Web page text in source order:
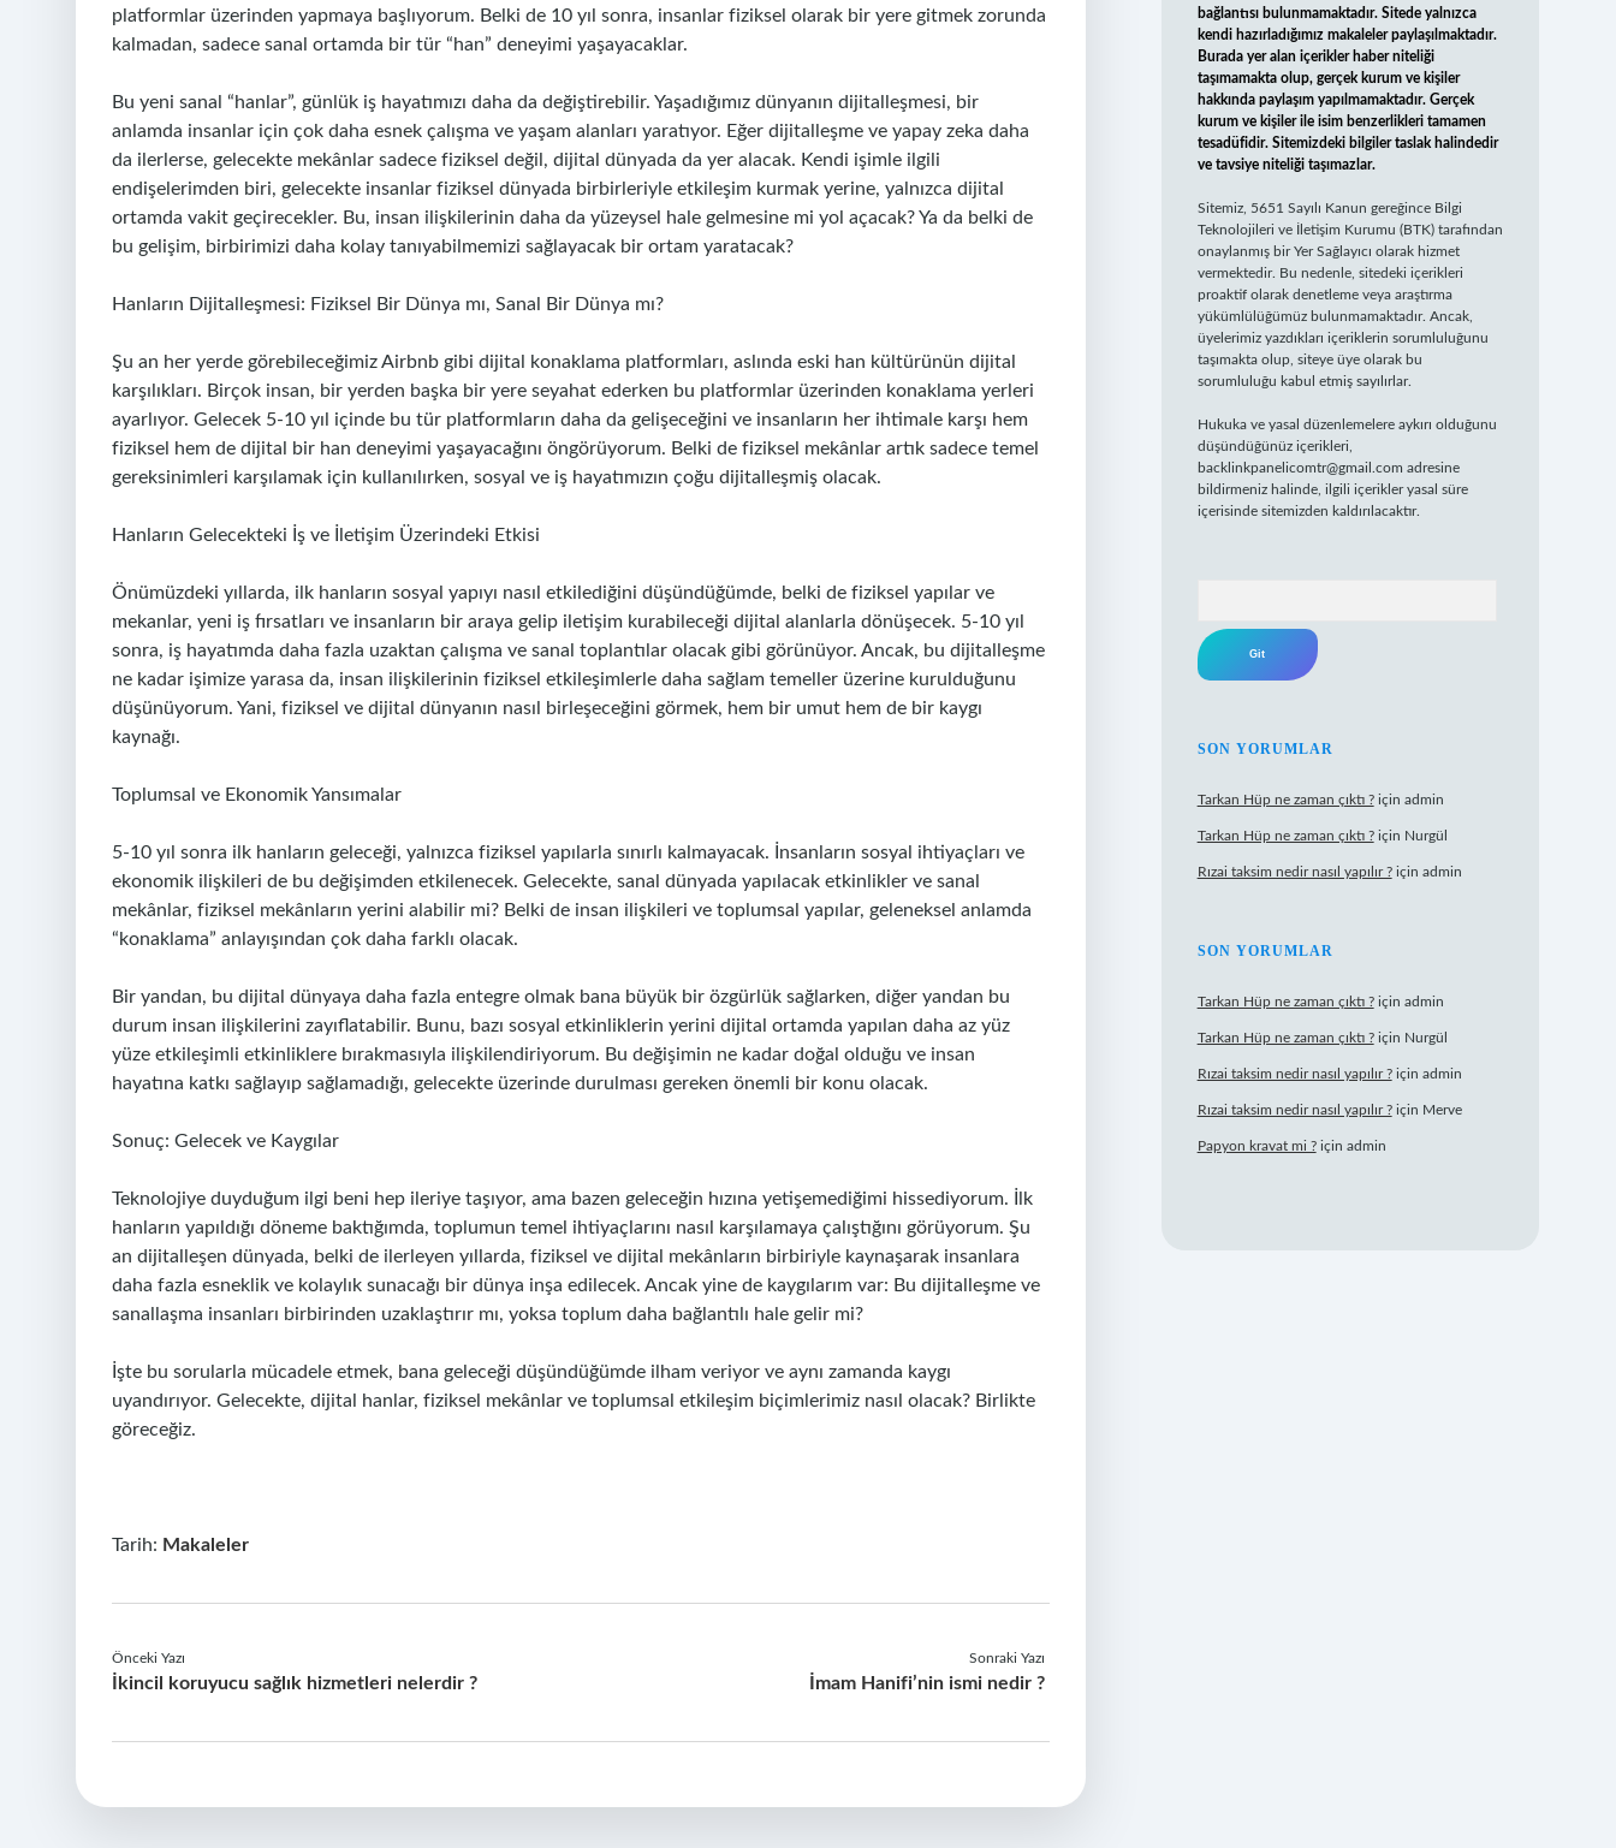
platformlar üzerinden yapmaya başlıyorum. Belki de 10 yıl sonra, insanlar fiziksel olarak bir yere gitmek zorunda
kalmadan, sadece sanal ortamda bir tür “han” deneyimi yaşayacaklar.
Bu yeni sanal “hanlar”, günlük iş hayatımızı daha da değiştirebilir. Yaşadığımız dünyanın dijitalleşmesi, bir
anlamda insanlar için çok daha esnek çalışma ve yaşam alanları yaratıyor. Eğer dijitalleşme ve yapay zeka daha
da ilerlerse, gelecekte mekânlar sadece fiziksel değil, dijital dünyada da yer alacak. Kendi işimle ilgili
endişelerimden biri, gelecekte insanlar fiziksel dünyada birbirleriyle etkileşim kurmak yerine, yalnızca dijital
ortamda vakit geçirecekler. Bu, insan ilişkilerinin daha da yüzeysel hale gelmesine mi yol açacak? Ya da belki de
bu gelişim, birbirimizi daha kolay tanıyabilmemizi sağlayacak bir ortam yaratacak?
Hanların Dijitalleşmesi: Fiziksel Bir Dünya mı, Sanal Bir Dünya mı?
Şu an her yerde görebileceğimiz Airbnb gibi dijital konaklama platformları, aslında eski han kültürünün dijital
karşılıkları. Birçok insan, bir yerden başka bir yere seyahat ederken bu platformlar üzerinden konaklama yerleri
ayarlıyor. Gelecek 5-10 yıl içinde bu tür platformların daha da gelişeceğini ve insanların her ihtimale karşı hem
fiziksel hem de dijital bir han deneyimi yaşayacağını öngörüyorum. Belki de fiziksel mekânlar artık sadece temel
gereksinimleri karşılamak için kullanılırken, sosyal ve iş hayatımızın çoğu dijitalleşmiş olacak.
Hanların Gelecekteki İş ve İletişim Üzerindeki Etkisi
Önümüzdeki yıllarda, ilk hanların sosyal yapıyı nasıl etkilediğini düşündüğümde, belki de fiziksel yapılar ve
mekanlar, yeni iş fırsatları ve insanların bir araya gelip iletişim kurabileceği dijital alanlarla dönüşecek. 5-10 yıl
sonra, iş hayatımda daha fazla uzaktan çalışma ve sanal toplantılar olacak gibi görünüyor. Ancak, bu dijitalleşme
ne kadar işimize yarasa da, insan ilişkilerinin fiziksel etkileşimlerle daha sağlam temeller üzerine kurulduğunu
düşünüyorum. Yani, fiziksel ve dijital dünyanın nasıl birleşeceğini görmek, hem bir umut hem de bir kaygı
kaynağı.
Toplumsal ve Ekonomik Yansımalar
5-10 yıl sonra ilk hanların geleceği, yalnızca fiziksel yapılarla sınırlı kalmayacak. İnsanların sosyal ihtiyaçları ve
ekonomik ilişkileri de bu değişimden etkilenecek. Gelecekte, sanal dünyada yapılacak etkinlikler ve sanal
mekânlar, fiziksel mekânların yerini alabilir mi? Belki de insan ilişkileri ve toplumsal yapılar, geleneksel anlamda
“konaklama” anlayışından çok daha farklı olacak.
Bir yandan, bu dijital dünyaya daha fazla entegre olmak bana büyük bir özgürlük sağlarken, diğer yandan bu
durum insan ilişkilerini zayıflatabilir. Bunu, bazı sosyal etkinliklerin yerini dijital ortamda yapılan daha az yüz
yüze etkileşimli etkinliklere bırakmasıyla ilişkilendiriyorum. Bu değişimin ne kadar doğal olduğu ve insan
hayatına katkı sağlayıp sağlamadığı, gelecekte üzerinde durulması gereken önemli bir konu olacak.
Sonuç: Gelecek ve Kaygılar
Teknolojiye duyduğum ilgi beni hep ileriye taşıyor, ama bazen geleceğin hızına yetişemediğimi hissediyorum. İlk
hanların yapıldığı döneme baktığımda, toplumun temel ihtiyaçlarını nasıl karşılamaya çalıştığını görüyorum. Şu
an dijitalleşen dünyada, belki de ilerleyen yıllarda, fiziksel ve dijital mekânların birbiriyle kaynaşarak insanlara
daha fazla esneklik ve kolaylık sunacağı bir dünya inşa edilecek. Ancak yine de kaygılarım var: Bu dijitalleşme ve
sanallaşma insanları birbirinden uzaklaştırır mı, yoksa toplum daha bağlantılı hale gelir mi?
İşte bu sorularla mücadele etmek, bana geleceği düşündüğümde ilham veriyor ve aynı zamanda kaygı
uyandırıyor. Gelecekte, dijital hanlar, fiziksel mekânlar ve toplumsal etkileşim biçimlerimiz nasıl olacak? Birlikte
göreceğiz.
Tarih: Makaleler
Önceki Yazı
İkincil koruyucu sağlık hizmetleri nelerdir ?
Sonraki Yazı
İmam Hanifi’nin ismi nedir ?
bağlantısı bulunmamaktadır. Sitede yalnızca
kendi hazırladığımız makaleler paylaşılmaktadır.
Burada yer alan içerikler haber niteliği
taşımamakta olup, gerçek kurum ve kişiler
hakkında paylaşım yapılmamaktadır. Gerçek
kurum ve kişiler ile isim benzerlikleri tamamen
tesadüfidir. Sitemizdeki bilgiler taslak halindedir
ve tavsiye niteliği taşımazlar.
Sitemiz, 5651 Sayılı Kanun gereğince Bilgi
Teknolojileri ve İletişim Kurumu (BTK) tarafından
onaylanmış bir Yer Sağlayıcı olarak hizmet
vermektedir. Bu nedenle, sitedeki içerikleri
proaktif olarak denetleme veya araştırma
yükümlülüğümüz bulunmamaktadır. Ancak,
üyelerimiz yazdıkları içeriklerin sorumluluğunu
taşımakta olup, siteye üye olarak bu
sorumluluğu kabul etmiş sayılırlar.
Hukuka ve yasal düzenlemelere aykırı olduğunu
düşündüğünüz içerikleri,
backlinkpanelicomtr@gmail.com adresine
bildirmeniz halinde, ilgili içerikler yasal süre
içerisinde sitemizden kaldırılacaktır.
SON YORUMLAR
Tarkan Hüp ne zaman çıktı ?için admin
Tarkan Hüp ne zaman çıktı ?için Nurgül
Rızai taksim nedir nasıl yapılır ?için admin
SON YORUMLAR
Tarkan Hüp ne zaman çıktı ?için admin
Tarkan Hüp ne zaman çıktı ?için Nurgül
Rızai taksim nedir nasıl yapılır ?için admin
Rızai taksim nedir nasıl yapılır ?için Merve
Papyon kravat mi ?için admin